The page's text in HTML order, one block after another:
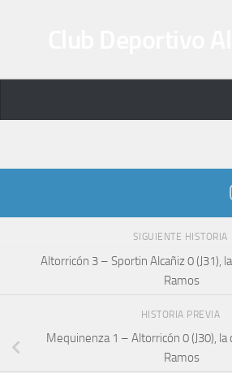
SIGUIENTE HISTORIA
Altorricón 3 – Sportin Alcañiz 0 (J31),
Ramos
HISTORIA PREVIA
Mequinenza 1 – Altorricón 0 (J30), la
Ramos